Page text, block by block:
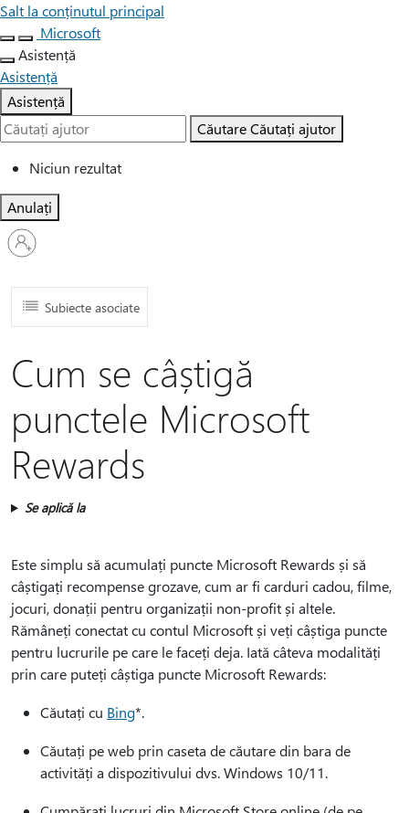
Salt la conținutul principal
Microsoft
Asistență
Asistență
Asistență
CăutareCăutați ajutor
Niciun rezultat
Anulați
Conectați-
vă
contul
dvs.
Subiecte asociate
Cum se câștigă
punctele Microsoft
Rewards
Se aplică la
Este simplu să acumulați puncte Microsoft Rewards și să
câștigați recompense grozave, cum ar fi carduri cadou, filme,
jocuri, donații pentru organizații non-profit și altele.
Rămâneți conectat cu contul Microsoft și veți câștiga puncte
pentru lucrurile pe care le faceți deja. Iată câteva modalități
prin care puteți câștiga puncte Microsoft Rewards:
Căutați cu Bing*.
Căutați pe web prin caseta de căutare din bara de
activități a dispozitivului dvs. Windows 10/11.